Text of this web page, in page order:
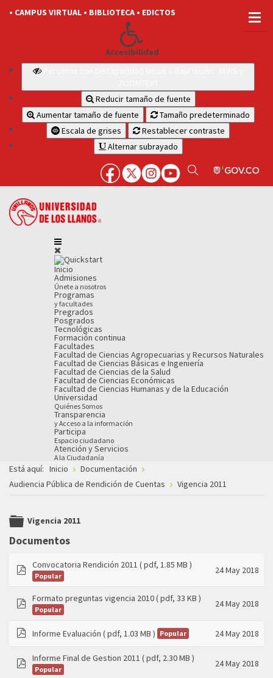
• CAMPUS VIRTUAL • BIBLIOTECA • EDICTOS
Accesibilidad
Reducir tamaño de fuente
Aumentar tamaño de fuente
Tamaño predeterminado
Escala de grises
Restablecer contraste
Alternar subrayado
Inicio
Admisiones
Únete a nosotros
Programas
y facultades
Pregrados
Posgrados
Tecnológicas
Formación continua
Facultades
Facultad de Ciencias Agropecuarias y Recursos Naturales
Facultad de Ciencias Básicas e Ingeniería
Facultad de Ciencias de la Salud
Facultad de Ciencias Económicas
Facultad de Ciencias Humanas y de la Educación
Universidad
Quiénes Somos
Transparencia
y Acceso a la información
Participa
Espacio ciudadano
Atención y Servicios
A la Ciudadanía
Está aquí: Inicio
Documentación
Audiencia Pública de Rendición de Cuentas
Vigencia 2011
folder
Vigencia 2011
Documentos
pdf
Convocatoria Rendición 2011 ( pdf, 1.85 MB )
Popular
24 May 2018
pdf
Formato preguntas vigencia 2010( pdf, 33 KB )
Popular
24 May 2018
Informe Evaluación ( pdf, 1.03 MB ) Popular 24 May 2018
pdf
Informe Final de Gestion 2011 ( pdf, 2.30 MB )
Popular
24 May 2018